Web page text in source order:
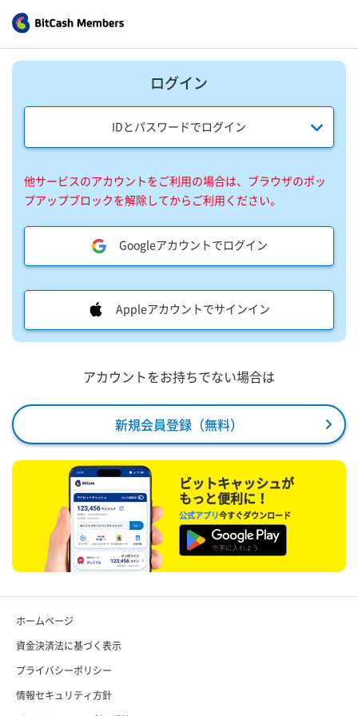
ログイン
IDとパスワードでログイン
他サービスのアカウントをご利用の場合は、ブラウザのポッ
プアップブロックを解除してからご利用ください。
Googleアカウントでログイン
Appleアカウントでサインイン
アカウントをお持ちでない場合は
新規会員登録（無料）
ビットキャッシュが
もっと便利に！
公式アプリ今すぐダウンロード
ホームページ
資金決済法に基づく表示
プライバシーポリシー
情報セキュリティ方針